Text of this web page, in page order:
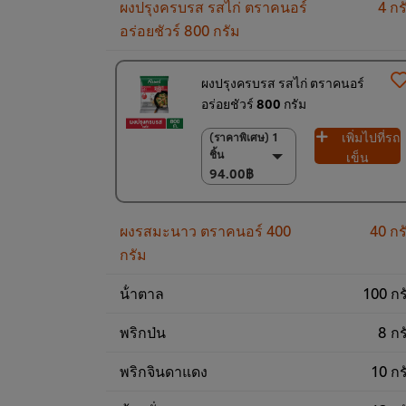
ผงปรุงครบรส รสไก่ ตราคนอร์
อร่อยชัวร์ 800 กรัม
4 ก
ผงปรุงครบรส รสไก่ ตราคนอร์
อร่อยชัวร์ 800 กรัม
(ราคาพิเศษ) 1
ชิ้น
94.00฿
(ราคาพิเศษ) 1 ชิ้น
94.00฿
(ราคาพิเศษ) แพ็ค
เพิ่มไปที่รถ
เข็น
ผงรสมะนาว ตราคนอร์ 400
กรัม
40 ก
น้ําตาล
100 ก
พริกป่น
8 ก
พริกจินดาแดง
10 ก